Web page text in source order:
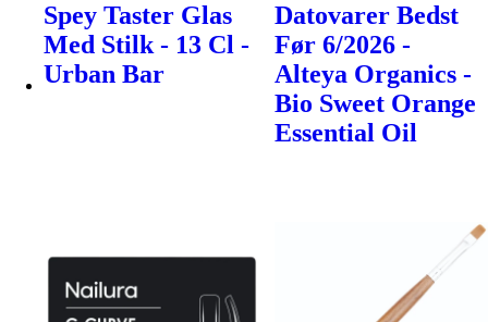
Spey Taster Glas
Med Stilk - 13 Cl -
Urban Bar
Datovarer Bedst
Før 6/2026 -
Alteya Organics -
Bio Sweet Orange
Essential Oil